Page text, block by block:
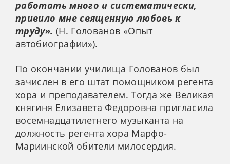
работать много и систематически,
привило мне священную любовь к
труду». (Н. Голованов «Опыт
автобиографии»).
По окончании училища Голованов был
зачислен в его штат помощником регента
хора и преподавателем. Тогда же Великая
княгиня Елизавета Федоровна пригласила
восемнадцатилетнего музыканта на
должность регента хора Марфо-
Мариинской обители милосердия.